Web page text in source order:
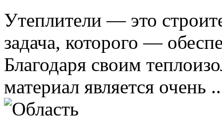
Утеплители — это
задача, которого —
Благодаря своим
материал является очень